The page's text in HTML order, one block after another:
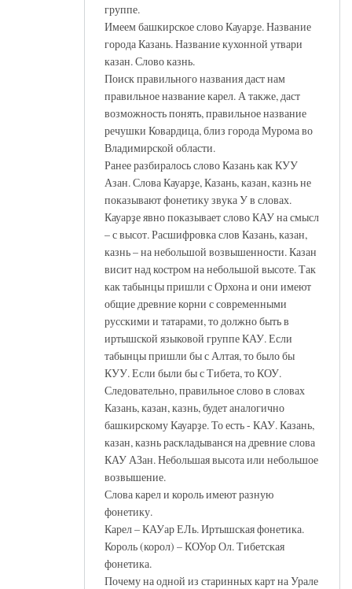
группе.
Имеем башкирское слово Кауарҙе. Название
города Казань. Название кухонной утвари
казан. Слово казнь.
Поиск правильного названия даст нам
правильное название карел. А также, даст
возможность понять, правильное название
речушки Ковардица, близ города Мурома во
Владимирской области.
Ранее разбиралось слово Казань как КУУ
Азан. Слова Кауарҙе, Казань, казан, казнь не
показывают фонетику звука У в словах.
Кауарҙе явно показывает слово КАУ на смысл
– с высот. Расшифровка слов Казань, казан,
казнь – на небольшой возвышенности. Казан
висит над костром на небольшой высоте. Так
как табынцы пришли с Орхона и они имеют
общие древние корни с современными
русскими и татарами, то должно быть в
иртышской языковой группе КАУ. Если
табынцы пришли бы с Алтая, то было бы
КУУ. Если были бы с Тибета, то КОУ.
Следовательно, правильное слово в словах
Казань, казан, казнь, будет аналогично
башкирскому Кауарҙе. То есть - КАУ. Казань,
казан, казнь раскладыванся на древние слова
КАУ АЗан. Небольшая высота или небольшое
возвышение.
Слова карел и король имеют разную
фонетику.
Карел – КАУар ЕЛь. Иртышская фонетика.
Король (корол) – КОУор Ол. Тибетская
фонетика.
Почему на одной из старинных карт на Урале